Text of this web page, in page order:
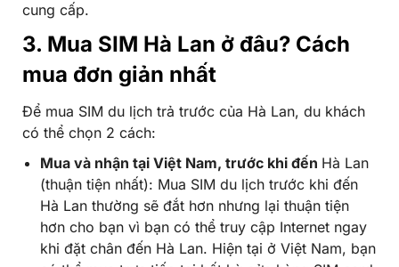
cung cấp.
3. Mua SIM Hà Lan ở đâu? Cách
mua đơn giản nhất
Để mua SIM du lịch trả trước của Hà Lan, du khách
có thể chọn 2 cách:
Mua và nhận tại Việt Nam, trước khi đến Hà Lan
(thuận tiện nhất): Mua SIM du lịch trước khi đến
Hà Lan thường sẽ đắt hơn nhưng lại thuận tiện
hơn cho bạn vì bạn có thể truy cập Internet ngay
khi đặt chân đến Hà Lan. Hiện tại ở Việt Nam, bạn